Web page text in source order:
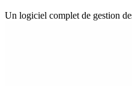
Un logiciel complet de gestion